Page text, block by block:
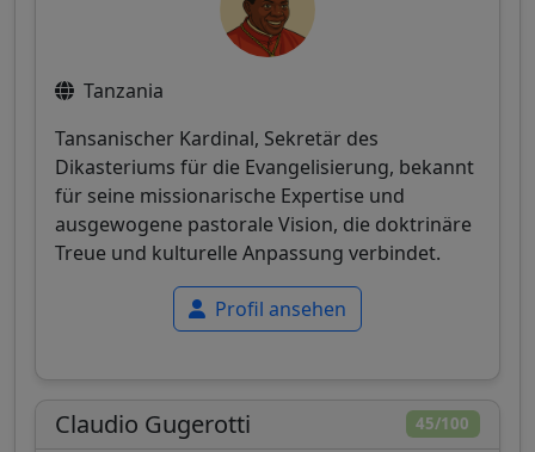
Tanzania
Tansanischer Kardinal, Sekretär des
Dikasteriums für die Evangelisierung, bekannt
für seine missionarische Expertise und
ausgewogene pastorale Vision, die doktrinäre
Treue und kulturelle Anpassung verbindet.
Profil ansehen
45/100
Claudio Gugerotti